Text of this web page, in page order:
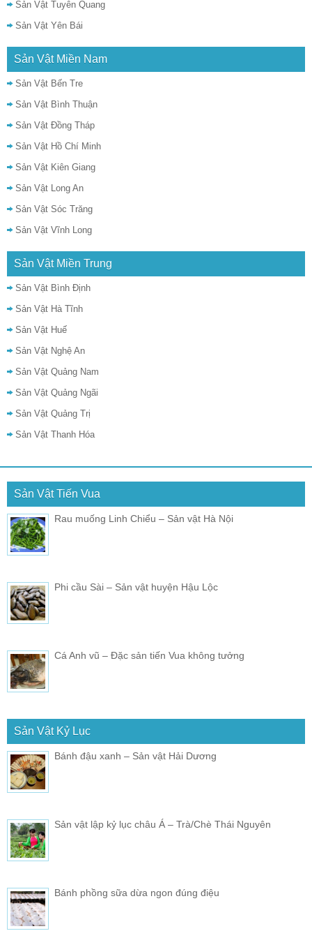
Sản Vật Tuyên Quang
Sản Vật Yên Bái
Sản Vật Miền Nam
Sản Vật Bến Tre
Sản Vật Bình Thuận
Sản Vật Đồng Tháp
Sản Vật Hồ Chí Minh
Sản Vật Kiên Giang
Sản Vật Long An
Sản Vật Sóc Trăng
Sản Vật Vĩnh Long
Sản Vật Miền Trung
Sản Vật Bình Định
Sản Vật Hà Tĩnh
Sản Vật Huế
Sản Vật Nghệ An
Sản Vật Quảng Nam
Sản Vật Quảng Ngãi
Sản Vật Quảng Trị
Sản Vật Thanh Hóa
Sản Vật Tiến Vua
Rau muống Linh Chiểu – Sản vật Hà Nội
Phi cầu Sài – Sản vật huyện Hậu Lộc
Cá Anh vũ – Đặc sản tiến Vua không tưởng
Sản Vật Kỷ Lục
Bánh đậu xanh – Sản vật Hải Dương
Sản vật lập kỷ lục châu Á – Trà/Chè Thái Nguyên
Bánh phồng sữa dừa ngon đúng điệu